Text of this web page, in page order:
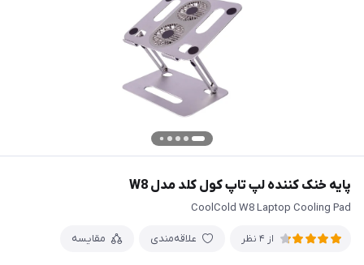
پایه خنک کننده لپ تاپ کول کلد مدل W8
CoolCold W8 Laptop Cooling Pad
از 4 نظر علاقه‌مندی مقایسه